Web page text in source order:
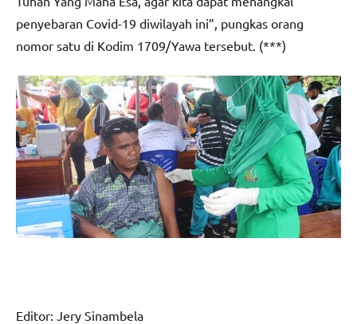
penyebaran Covid-19 diwilayah ini”, pungkas orang
nomor satu di Kodim 1709/Yawa tersebut. (***)
Editor: Jery Sinambela